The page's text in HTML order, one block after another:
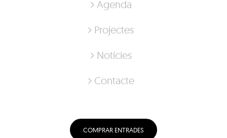
Agenda
Projectes
Notícies
Contacte
COMPRAR ENTRADES